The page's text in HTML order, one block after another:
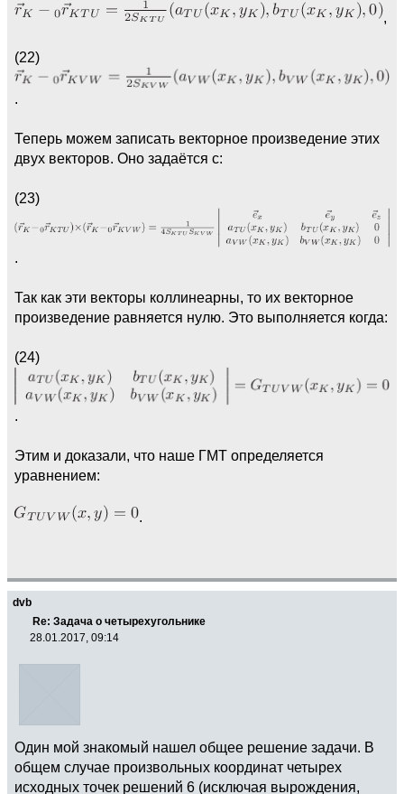
,
(22)
.
Теперь можем записать векторное произведение этих
двух векторов. Оно задаётся с:
(23)
.
Так как эти векторы коллинеарны, то их векторное
произведение равняется нулю. Это выполняется когда:
(24)
.
Этим и доказали, что наше ГМТ определяется
уравнением:
.
dvb
Re: Задача о четырехугольнике
28.01.2017, 09:14
Один мой знакомый нашел общее решение задачи. В
общем случае произвольных координат четырех
исходных точек решений 6 (исключая вырождения,